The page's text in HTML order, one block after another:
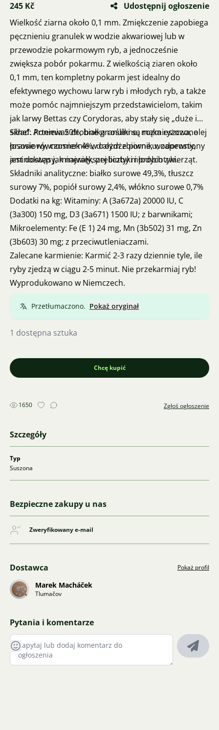
245 Kč
Udostępnij ogłoszenie
Wielkość ziarna około 0,1 mm. Zmiękczenie zapobiega
pęcznieniu granulek w wodzie akwariowej lub w
przewodzie pokarmowym ryb, a jednocześnie
zwiększa pobór pokarmu. Z wielkością ziaren około
0,1 mm, ten kompletny pokarm jest idealny do
efektywnego wychowu larw ryb i młodych ryb, a także
może pomóc najmniejszym przedstawicielom, takim
jak larwy Bettas czy Corydoras, aby stały się „duże i
silne”. Ponieważ drobne granulki są rozmieszczone
prawie równomiernie w całym zbiorniku, zapewniony
jest dostęp jak największej liczby młodych zwierząt.
Skład: Artemia 50%, białka roślinne, mąka ryżowa, olej
łososiowy, czosnek 4%, drożdże piwne, wodorosty,
aminokwasy, minerały, prebiotyki i probiotyki.
Składniki analityczne: białko surowe 49,3%, tłuszcz
surowy 7%, popiół surowy 2,4%, włókno surowe 0,7%
Dodatki na kg: Witaminy: A (3a672a) 20000 IU, C
(3a300) 150 mg, D3 (3a671) 1500 IU; z barwnikami;
Mikroelementy: Fe (E 1) 24 mg, Mn (3b502) 31 mg, Zn
(3b603) 30 mg; z przeciwutleniaczami.
Zalecane karmienie: Karmić 2-3 razy dziennie tyle, ile
ryby zjedzą w ciągu 2-5 minut. Nie przekarmiaj ryb!
Wyprodukowano w Niemczech.
Przetłumaczono. Pokaż oryginał
1 dostępna sztuka
Chcę kupić
1650 Zgłoś ogłoszenie
Szczegóły
Typ
Suszona
Bezpieczne zakupy u nas
Zweryfikowany e-mail
Dostawca Pokaż profil
Marek Macháček
Tlumačov
Pytania i komentarze